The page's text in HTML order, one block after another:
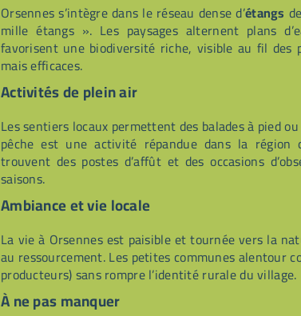
Orsennes s’intègre dans le réseau dense d’étangs
mille étangs ». Les paysages alternent plans
favorisent une biodiversité riche, visible au fil des
mais efficaces.
Activités de plein air
Les sentiers locaux permettent des balades à pied
pêche est une activité répandue dans la région
trouvent des postes d’affût et des occasions
saisons.
Ambiance et vie locale
La vie à Orsennes est paisible et tournée vers la
au ressourcement. Les petites communes alentour
producteurs) sans rompre l’identité rurale du village.
À ne pas manquer